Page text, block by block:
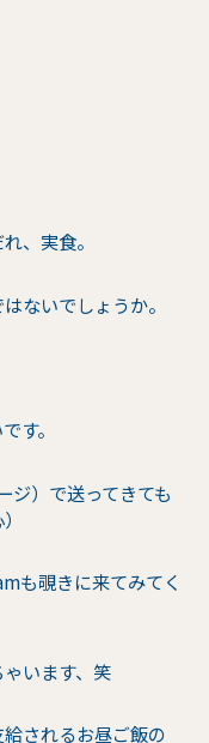
、実食。
ないでしょうか。
す。
）で送ってきても
も覗きに来てみてく
います、笑
されるお昼ご飯の